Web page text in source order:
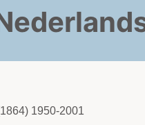
1950-2001